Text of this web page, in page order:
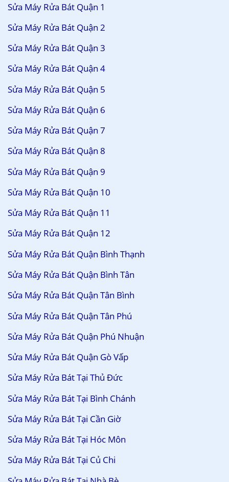
Sửa Máy Rửa Bát Quận 1
Sửa Máy Rửa Bát Quận 2
Sửa Máy Rửa Bát Quận 3
Sửa Máy Rửa Bát Quận 4
Sửa Máy Rửa Bát Quận 5
Sửa Máy Rửa Bát Quận 6
Sửa Máy Rửa Bát Quận 7
Sửa Máy Rửa Bát Quận 8
Sửa Máy Rửa Bát Quận 9
Sửa Máy Rửa Bát Quận 10
Sửa Máy Rửa Bát Quận 11
Sửa Máy Rửa Bát Quận 12
Sửa Máy Rửa Bát Quận Bình Thạnh
Sửa Máy Rửa Bát Quận Bình Tân
Sửa Máy Rửa Bát Quận Tân Bình
Sửa Máy Rửa Bát Quận Tân Phú
Sửa Máy Rửa Bát Quận Phú Nhuận
Sửa Máy Rửa Bát Quận Gò Vấp
Sửa Máy Rửa Bát Tại Thủ Đức
Sửa Máy Rửa Bát Tại Bình Chánh
Sửa Máy Rửa Bát Tại Cần Giờ
Sửa Máy Rửa Bát Tại Hóc Môn
Sửa Máy Rửa Bát Tại Củ Chi